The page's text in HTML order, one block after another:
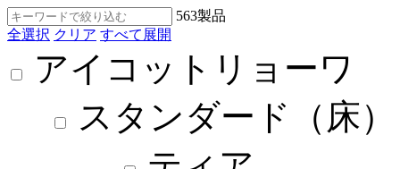
563製品
全選択 クリア すべて展開
アイコットリョーワ
スタンダード（床）